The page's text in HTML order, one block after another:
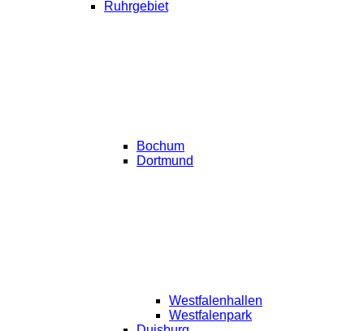
Ruhrgebiet
Bochum
Dortmund
Westfalenhallen
Westfalenpark